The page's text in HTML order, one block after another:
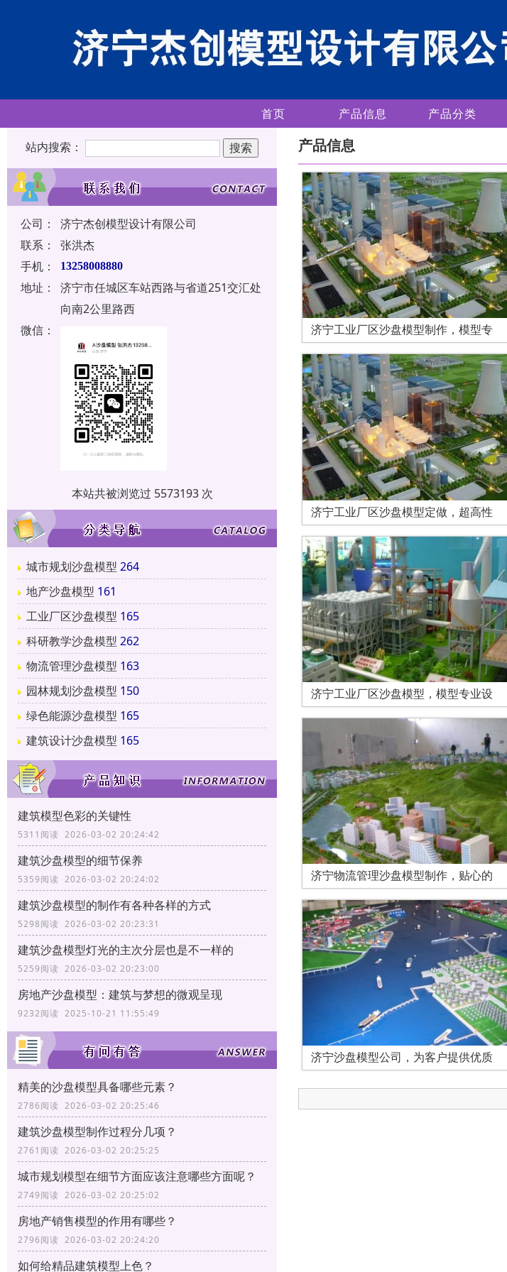
首页 产品信息 产品分类
站内搜索：
公司：
济宁杰创模型设计有限公司
联系：
张洪杰
手机：
13258008880
地址：
济宁市任城区车站西路与省道251交汇处
向南2公里路西
微信：
本站共被浏览过 5573193 次
城市规划沙盘模型 264
地产沙盘模型 161
工业厂区沙盘模型 165
科研教学沙盘模型 262
物流管理沙盘模型 163
园林规划沙盘模型 150
绿色能源沙盘模型 165
建筑设计沙盘模型 165
建筑模型色彩的关键性
5311阅读 2026-03-02 20:24:42
建筑沙盘模型的细节保养
5359阅读 2026-03-02 20:24:02
建筑沙盘模型的制作有各种各样的方式
5298阅读 2026-03-02 20:23:31
建筑沙盘模型灯光的主次分层也是不一样的
5259阅读 2026-03-02 20:23:00
房地产沙盘模型：建筑与梦想的微观呈现
9232阅读 2025-10-21 11:55:49
精美的沙盘模型具备哪些元素？
2786阅读 2026-03-02 20:25:46
建筑沙盘模型制作过程分几项？
2761阅读 2026-03-02 20:25:25
城市规划模型在细节方面应该注意哪些方面呢？
2749阅读 2026-03-02 20:25:02
房地产销售模型的作用有哪些？
2796阅读 2026-03-02 20:24:20
如何给精品建筑模型上色？
产品信息
济宁工业厂区沙盘模型制作，模型专
济宁工业厂区沙盘模型定做，超高性
济宁工业厂区沙盘模型，模型专业设
济宁物流管理沙盘模型制作，贴心的
济宁沙盘模型公司，为客户提供优质